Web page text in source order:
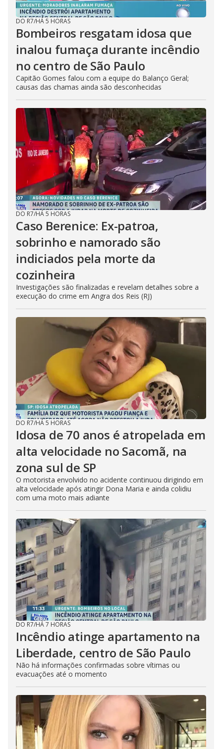
DO R7/HÁ 5 HORAS
Bombeiros resgatam idosa que
inalou fumaça durante incêndio
no centro de São Paulo
Capitão Gomes falou com a equipe do Balanço Geral;
causas das chamas ainda são desconhecidas
DO R7/HÁ 5 HORAS
Caso Berenice: Ex-patroa,
sobrinho e namorado são
indiciados pela morte da
cozinheira
Investigações são finalizadas e revelam detalhes sobre a
execução do crime em Angra dos Reis (RJ)
DO R7/HÁ 5 HORAS
Idosa de 70 anos é atropelada em
alta velocidade no Sacomã, na
zona sul de SP
O motorista envolvido no acidente continuou dirigindo em
alta velocidade após atingir Dona Maria e ainda colidiu
com uma moto mais adiante
DO R7/HÁ 7 HORAS
Incêndio atinge apartamento na
Liberdade, centro de São Paulo
Não há informações confirmadas sobre vítimas ou
evacuações até o momento